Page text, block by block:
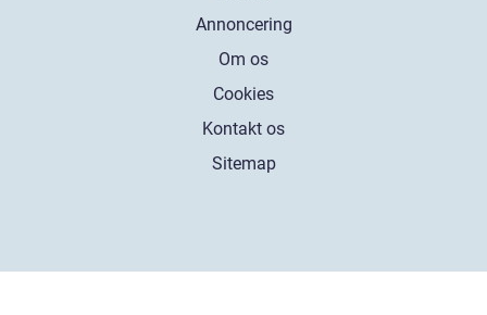
Annoncering
Om os
Cookies
Kontakt os
Sitemap